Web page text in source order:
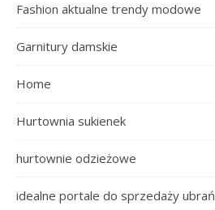
Fashion aktualne trendy modowe
Garnitury damskie
Home
Hurtownia sukienek
hurtownie odzieżowe
idealne portale do sprzedaży ubrań